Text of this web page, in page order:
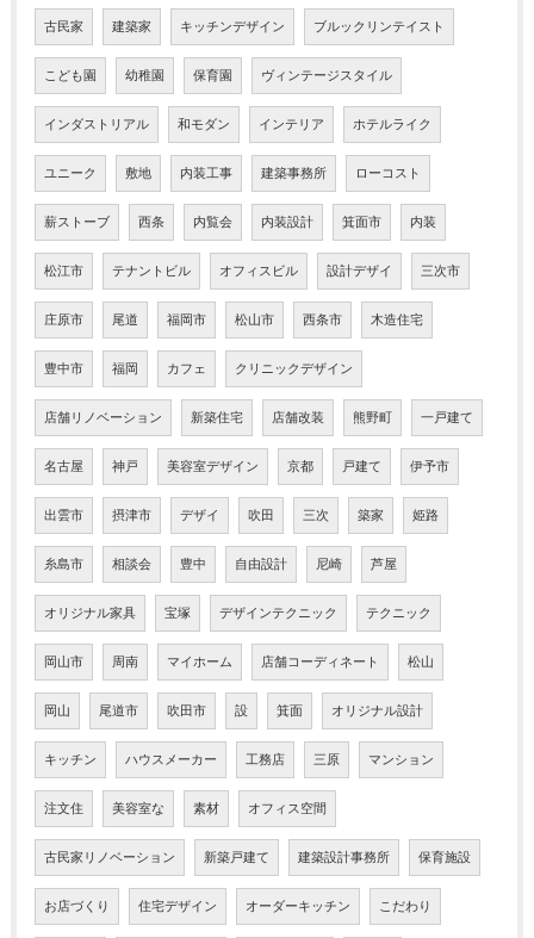
古民家 建築家 キッチンデザイン ブルックリンテイスト
こども園 幼稚園 保育園 ヴィンテージスタイル
インダストリアル 和モダン インテリア ホテルライク
ユニーク 敷地 内装工事 建築事務所 ローコスト
薪ストーブ 西条 内覧会 内装設計 箕面市 内装
松江市 テナントビル オフィスビル 設計デザイ 三次市
庄原市 尾道 福岡市 松山市 西条市 木造住宅
豊中市 福岡 カフェ クリニックデザイン
店舗リノベーション 新築住宅 店舗改装 熊野町 一戸建て
名古屋 神戸 美容室デザイン 京都 戸建て 伊予市
出雲市 摂津市 デザイ 吹田 三次 築家 姫路
糸島市 相談会 豊中 自由設計 尼崎 芦屋
オリジナル家具 宝塚 デザインテクニック テクニック
岡山市 周南 マイホーム 店舗コーディネート 松山
岡山 尾道市 吹田市 設 箕面 オリジナル設計
キッチン ハウスメーカー 工務店 三原 マンション
注文住 美容室な 素材 オフィス空間
古民家リノベーション 新築戸建て 建築設計事務所 保育施設
お店づくり 住宅デザイン オーダーキッチン こだわり